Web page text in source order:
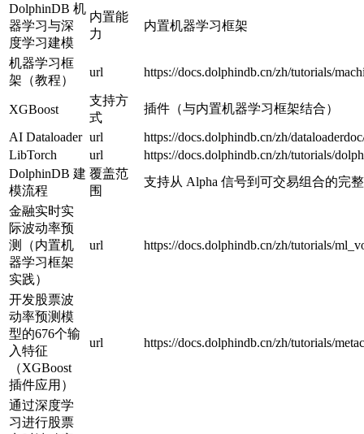
DolphinDB 机
器学习与深
度学习建模
内置能
力
内置机器学习框架
机器学习框
架（教程）
url https://docs.dolphindb.cn/zh/tutorials/
XGBoost
支持方
式
插件（与内置机器学习框架结合）
AI Dataloader url
https://docs.dolphindb.cn/zh/
LibTorch
url
https://docs.dolphindb.cn/zh/tutorials/
DolphinDB 建
模流程
覆盖范
围
支持从 Alpha 信号到可交易组合的完
金融实时实
际波动率预
测（内置机
器学习框架
实践）
url https://docs.dolphindb.cn/zh/tutorials/
开发股票波
动率预测模
型的676个输
入特征
（XGBoost
插件应用）
url https://docs.dolphindb.cn/zh/tutorials/
通过深度学
习进行股票